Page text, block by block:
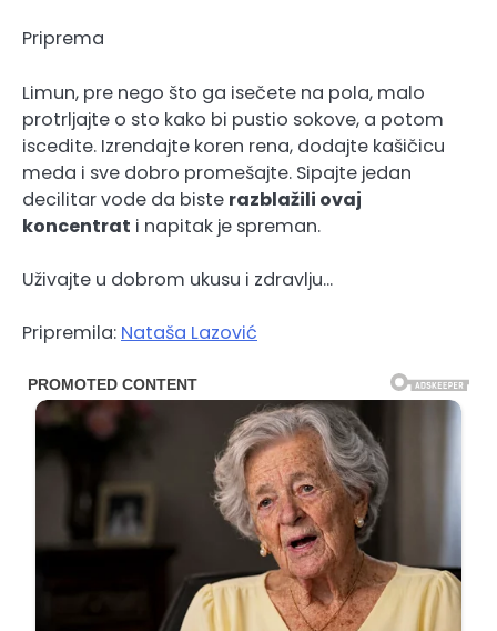
Priprema
Limun, pre nego što ga isečete na pola, malo
protrljajte o sto kako bi pustio sokove, a potom
iscedite. Izrendajte koren rena, dodajte kašičicu
meda i sve dobro promešajte. Sipajte jedan
decilitar vode da biste razblažili ovaj
koncentrat i napitak je spreman.
Uživajte u dobrom ukusu i zdravlju…
Pripremila: Nataša Lazović